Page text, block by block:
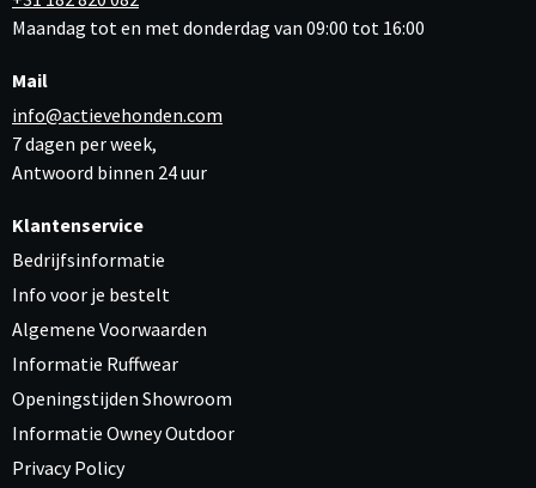
Maandag tot en met donderdag van 09:00 tot 16:00
Mail
info@actievehonden.com
7 dagen per week,
Antwoord binnen 24 uur
Klantenservice
Bedrijfsinformatie
Info voor je bestelt
Algemene Voorwaarden
Informatie Ruffwear
Openingstijden Showroom
Informatie Owney Outdoor
Privacy Policy